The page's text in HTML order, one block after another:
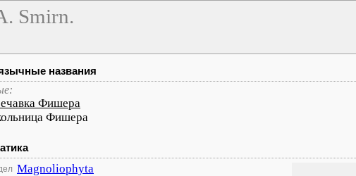
Smirn.
названия
Фишера
Фишера
Magnoliophyta